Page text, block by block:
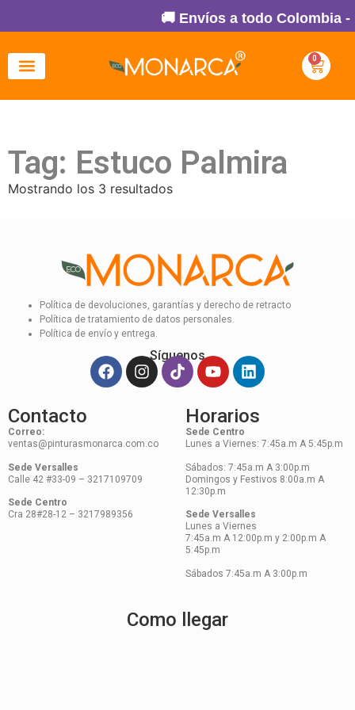
🚚 Envíos a todo Colombia -
0
Tag: Estuco Palmira
Mostrando los 3 resultados
Política de devoluciones, garantías y derecho de retracto
Política de tratamiento de datos personales.
Política de envío y entrega.
Síguenos
Contacto
Correo:
ventas@pinturasmonarca.com.co
Sede Versalles
Calle 42 #33-09 – 3217109709
Sede Centro
Cra 28#28-12 – 3217989356
Horarios
Sede Centro
Lunes a Viernes: 7:45a.m A 5:45p.m
Sábados: 7:45a.m A 3:00p.m
Domingos y Festivos 8:00a.m A
12:30p.m
Sede Versalles
Lunes a Viernes
7:45a.m A 12:00p.m y 2:00p.m A
5:45p.m
Sábados 7:45a.m A 3:00p.m
Como llegar